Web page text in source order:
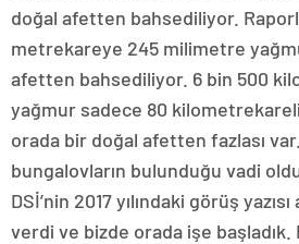
doğal afetten bahsediliyor.
metrekareye 245 milimetre
afetten bahsediliyor. 6 bin 500
yağmur sadece 80
orada bir doğal afetten fazlası
bungalovların bulunduğu vadi
DSİ’nin 2017 yılındaki görüş
verdi ve bizde orada işe başladık.